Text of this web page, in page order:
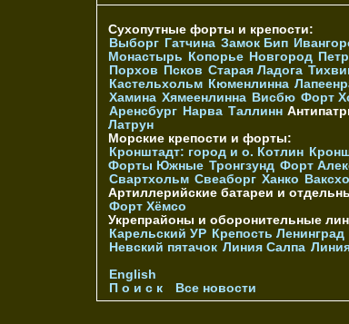
Сухопутные форты и крепости:
Выборг Гатчина Замок Бип
Монастырь
Копорье Новгород
Порхов
Псков Старая Ладога
Кастельхольм Кюменлинна
Хамина Хямеенлинна Висбю Форт
Аренсбург Нарва Таллинн
Латрун
Морские крепости и форты:
Кронштадт: город и о. Котлин
Форты Южные Тронгзунд Форт
Свартхольм Свеаборг Ханко
Артиллерийские батареи и
Форт Хёмсо
Укрепрайоны и оборонительные
Карельский УР Крепость Ленинград
Невский пятачок Линия Салпа
English
П о и с к
Все новости